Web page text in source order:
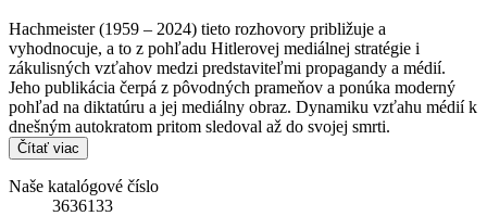
Hachmeister (1959 – 2024) tieto rozhovory približuje a
vyhodnocuje, a to z pohľadu Hitlerovej mediálnej stratégie i
zákulisných vzťahov medzi predstaviteľmi propagandy a médií.
Jeho publikácia čerpá z pôvodných prameňov a ponúka moderný
pohľad na diktatúru a jej mediálny obraz. Dynamiku vzťahu médií k
dnešným autokratom pritom sledoval až do svojej smrti.
Čítať viac
Naše katalógové číslo
3636133